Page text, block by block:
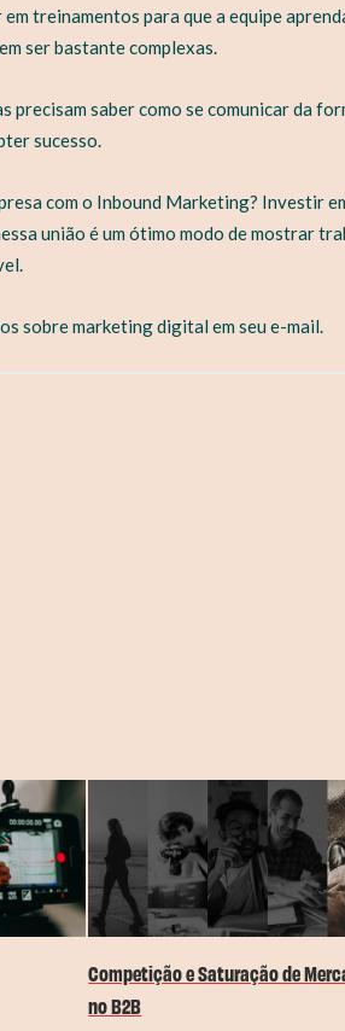
treinamentos para que a equipe
ser bastante complexas.
saber como se comunicar da
sucesso.
com o Inbound Marketing? Investir
união é um ótimo modo de mostrar
sobre marketing digital em seu e-mail.
Competição e Saturação de
no B2B